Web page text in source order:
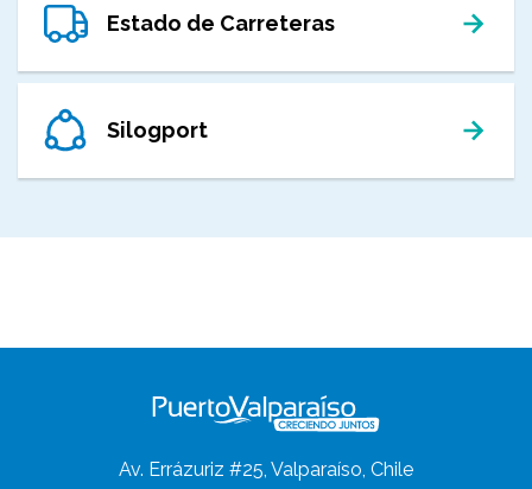
Estado de Carreteras
Silogport
Av. Errázuriz #25, Valparaíso, Chile